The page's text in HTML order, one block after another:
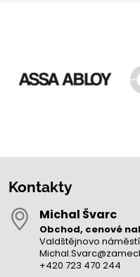
Kontakty
Michal Švarc
Obchod, cenové
Valdštějnovo náměstí
+420 723 470 244